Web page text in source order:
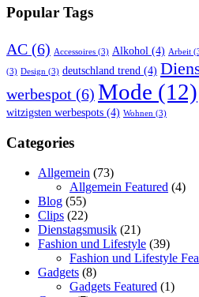
Popular Tags
AC (6) Accessoires (3) Alkohol (4) Arbeit
(3) Design (3) deutschland trend (4)
werbespot (6) Mode (12)
witzigsten werbespots (4) Wohnen (3)
Categories
Allgemein (73)
Allgemein Featured (4)
Blog (55)
Clips (22)
Dienstagsmusik (21)
Fashion und Lifestyle (39)
Fashion und Lifestyle
Gadgets (8)
Gadgets Featured (1)